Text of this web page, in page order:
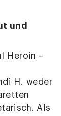
und
Heroin –
H. weder
Als